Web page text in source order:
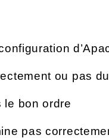
ou pas
le bon ordre
pas